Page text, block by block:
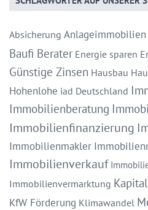
Absicherung Anlageimmobilien
Baufi Berater Energie sparen
Günstige Zinsen Hausbau
Hohenlohe iad Deutschland
Immobilienberatung
Immobilienfinanzierung
Immobilienmakler
Immobilienverkauf
Immobilienvermarktung
KfW Förderung Klimawandel